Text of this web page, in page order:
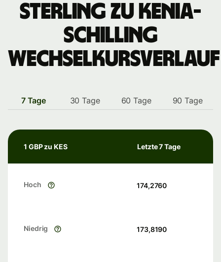
Sterling zu Kenia-
Schilling
Wechselkursverlauf
7 Tage 30 Tage 60 Tage 90 Tage
1 GBP zu KES Letzte 7 Tage
Hoch 174,2760
Niedrig 173,8190